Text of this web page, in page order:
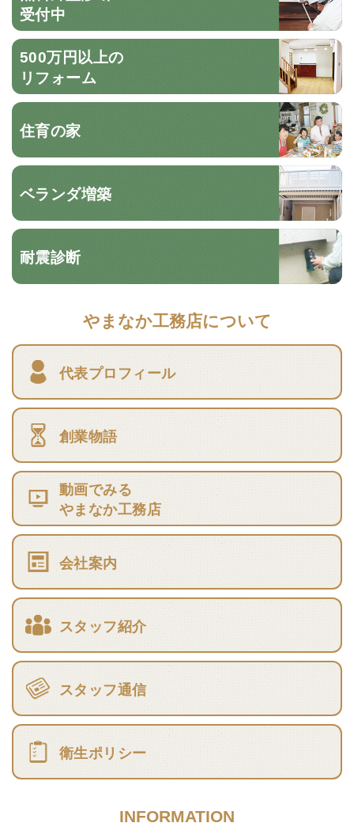
受付中
500万円以上の
リフォーム
住育の家
ベランダ増築
耐震診断
やまなか工務店について
代表プロフィール
創業物語
動画でみる
やまなか工務店
会社案内
スタッフ紹介
スタッフ通信
衛生ポリシー
INFORMATION